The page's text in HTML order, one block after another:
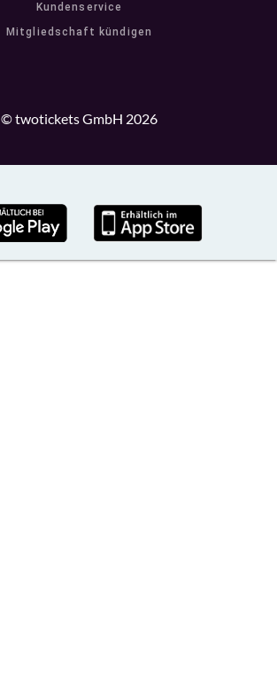
Kundenservice
Mitgliedschaft kündigen
© twotickets GmbH 2026